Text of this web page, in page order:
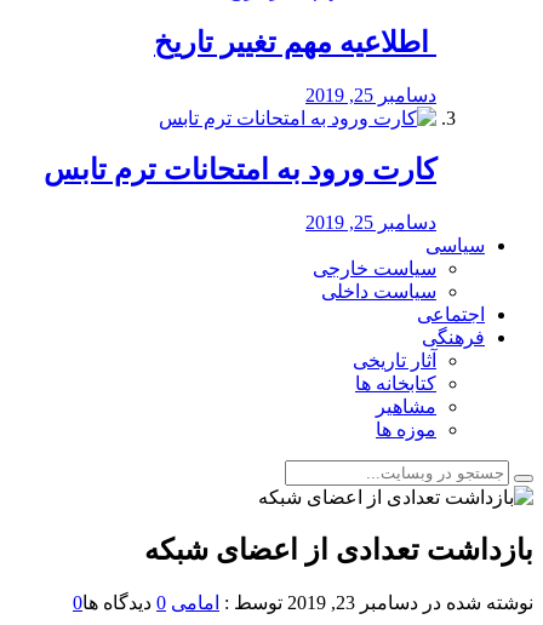
️ اطلاعیه مهم تغییر تاریخ
دسامبر 25, 2019
کارت ورود به امتحانات ترم تابس
دسامبر 25, 2019
سیاسی
سیاست خارجی
سیاست داخلی
اجتماعی
فرهنگی
آثار تاریخی
کتابخانه ها
مشاهیر
موزه ها
بازداشت تعدادی از اعضای شبکه
نوشته شده در دسامبر 23, 2019 توسط : امامی 0 دیدگاه ها0